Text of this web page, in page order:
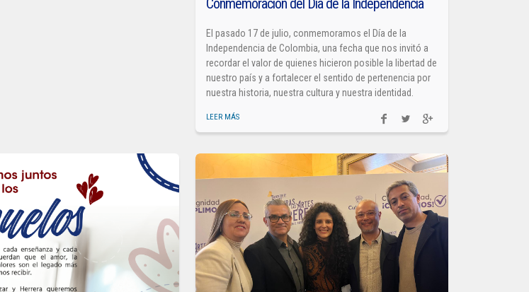
El pasado 17 de julio, conmemoramos el Día de la
Independencia de Colombia, una fecha que nos invitó a
recordar el valor de quienes hicieron posible la libertad de
nuestro país y a fortalecer el sentido de pertenencia por
nuestra historia, nuestra cultura y nuestra identidad.
LEER MÁS